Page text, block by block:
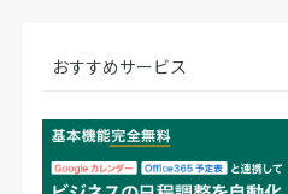
おすすめサービス